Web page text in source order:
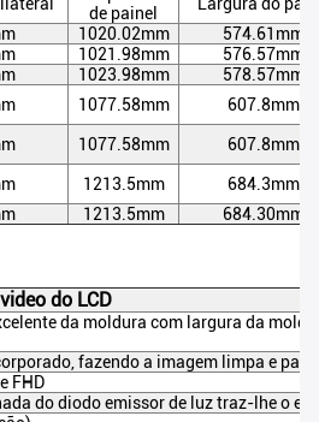
de painel
Largura do
1020.02mm
574.61mm
1021.98mm
576.57mm
1023.98mm
578.57mm
1077.58mm 607.8mm
1077.58mm 607.8mm
1213.5mm
684.3mm
1213.5mm 684.30mm
do LCD
da moldura com largura da
fazendo a imagem limpa e
FHD
do diodo emissor de luz traz-lhe o